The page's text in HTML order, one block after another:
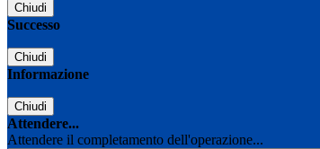
Chiudi
Successo
Chiudi
Informazione
Chiudi
Attendere...
Attendere il completamento dell'operazione...